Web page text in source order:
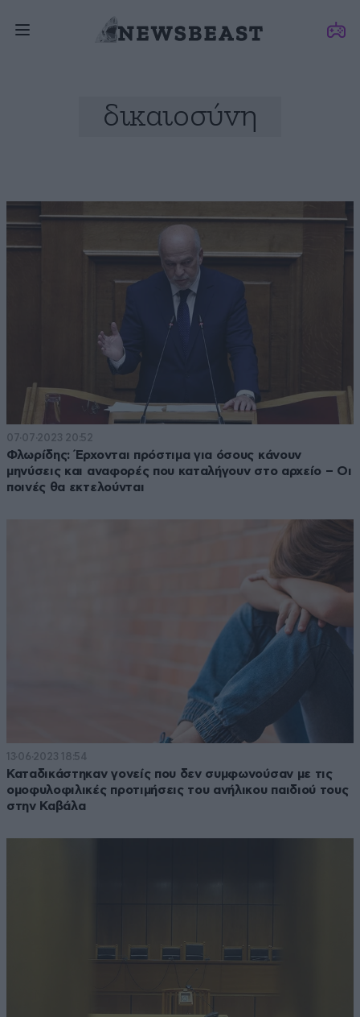
δικαιοσύνη
07·07·2023 20:52
Φλωρίδης: Έρχονται πρόστιμα για όσους κάνουν
μηνύσεις και αναφορές που καταλήγουν στο αρχείο – Οι
ποινές θα εκτελούνται
13·06·2023 18:54
Καταδικάστηκαν γονείς που δεν συμφωνούσαν με τις
ομοφυλοφιλικές προτιμήσεις του ανήλικου παιδιού τους
στην Καβάλα